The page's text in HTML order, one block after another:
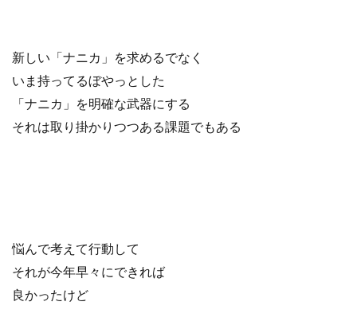
新しい「ナニカ」を求めるでなく
いま持ってるぼやっとした
「ナニカ」を明確な武器にする
それは取り掛かりつつある課題でもある
悩んで考えて行動して
それが今年早々にできれば
良かったけど